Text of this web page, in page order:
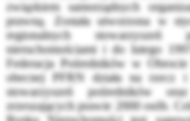
związkiem samorządnych
prawną. Została utworzona w
regionalnych
nieruchomościami i do lutego
Federacja Pośredników w
obecnej PFRN działa na rzecz
stowarzyszeń pośredników
zrzeszających prawie 2000 osób.